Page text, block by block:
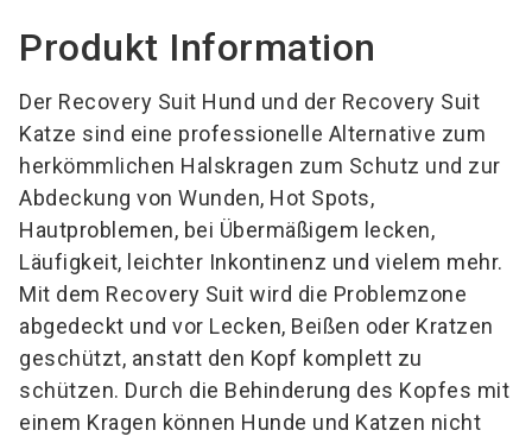
Produkt Information
Der Recovery Suit Hund und der Recovery Suit
Katze sind eine professionelle Alternative zum
herkömmlichen Halskragen zum Schutz und zur
Abdeckung von Wunden, Hot Spots,
Hautproblemen, bei Übermäßigem lecken,
Läufigkeit, leichter Inkontinenz und vielem mehr.
Mit dem Recovery Suit wird die Problemzone
abgedeckt und vor Lecken, Beißen oder Kratzen
geschützt, anstatt den Kopf komplett zu
schützen. Durch die Behinderung des Kopfes mit
einem Kragen können Hunde und Katzen nicht